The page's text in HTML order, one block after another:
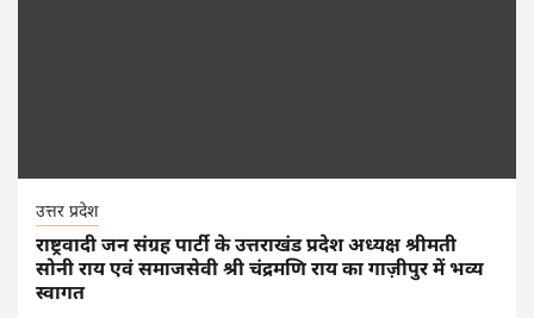
उत्तर प्रदेश
राष्ट्रवादी जन संग्रह पार्टी के उत्तराखंड प्रदेश अध्यक्ष श्रीमती
सोनी राय एवं समाजसेवी श्री चंद्रमणि राय का गाज़ीपुर में भव्य
स्वागत